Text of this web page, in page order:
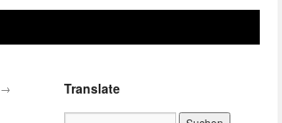
→ Translate